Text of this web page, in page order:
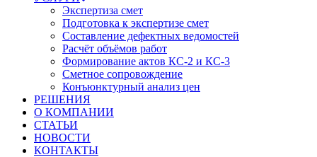
Экспертиза смет
Подготовка к экспертизе смет
Составление дефектных ведомостей
Расчёт объёмов работ
Формирование актов КС-2 и КС-3
Сметное сопровождение
Конъюнктурный анализ цен
РЕШЕНИЯ
О КОМПАНИИ
СТАТЬИ
НОВОСТИ
КОНТАКТЫ